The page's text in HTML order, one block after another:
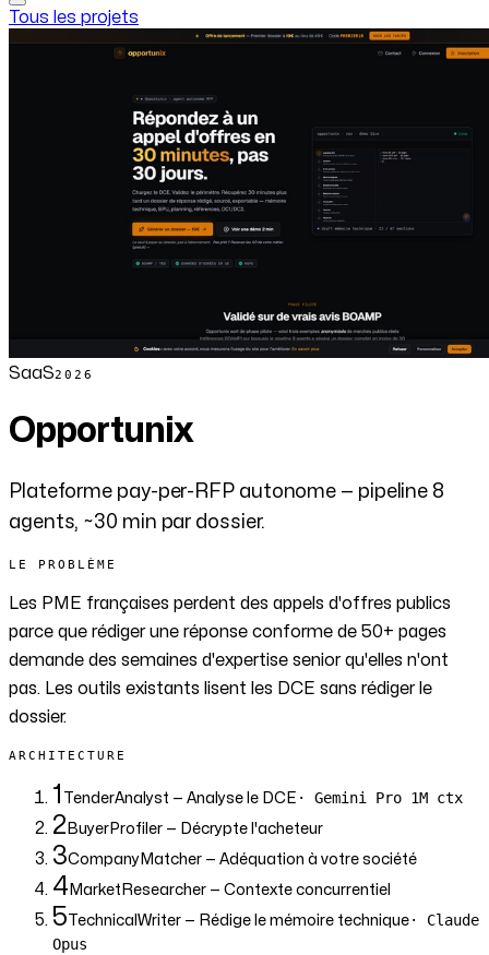
Tous les projets
SaaS2026
Opportunix
Plateforme pay-per-RFP autonome — pipeline 8
agents, ~30 min par dossier.
LE PROBLÈME
Les PME françaises perdent des appels d'offres publics
parce que rédiger une réponse conforme de 50+ pages
demande des semaines d'expertise senior qu'elles n'ont
pas. Les outils existants lisent les DCE sans rédiger le
dossier.
ARCHITECTURE
1 TenderAnalyst — Analyse le DCE · Gemini Pro 1M ctx
2 BuyerProfiler — Décrypte l'acheteur
3CompanyMatcher — Adéquation à votre société
4 MarketResearcher — Contexte concurrentiel
5 TechnicalWriter — Rédige le mémoire technique · Claude
Opus